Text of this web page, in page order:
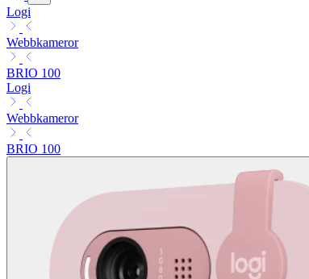
Logi
Webbkameror
BRIO 100
Logi
Webbkameror
BRIO 100